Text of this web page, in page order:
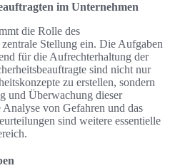
im Unternehmen
die Rolle des
Stellung ein. Die Aufgaben
für die Aufrechterhaltung der
sind nicht nur
zu erstellen, sondern
und Überwachung dieser
von Gefahren und das
sind weitere essentielle